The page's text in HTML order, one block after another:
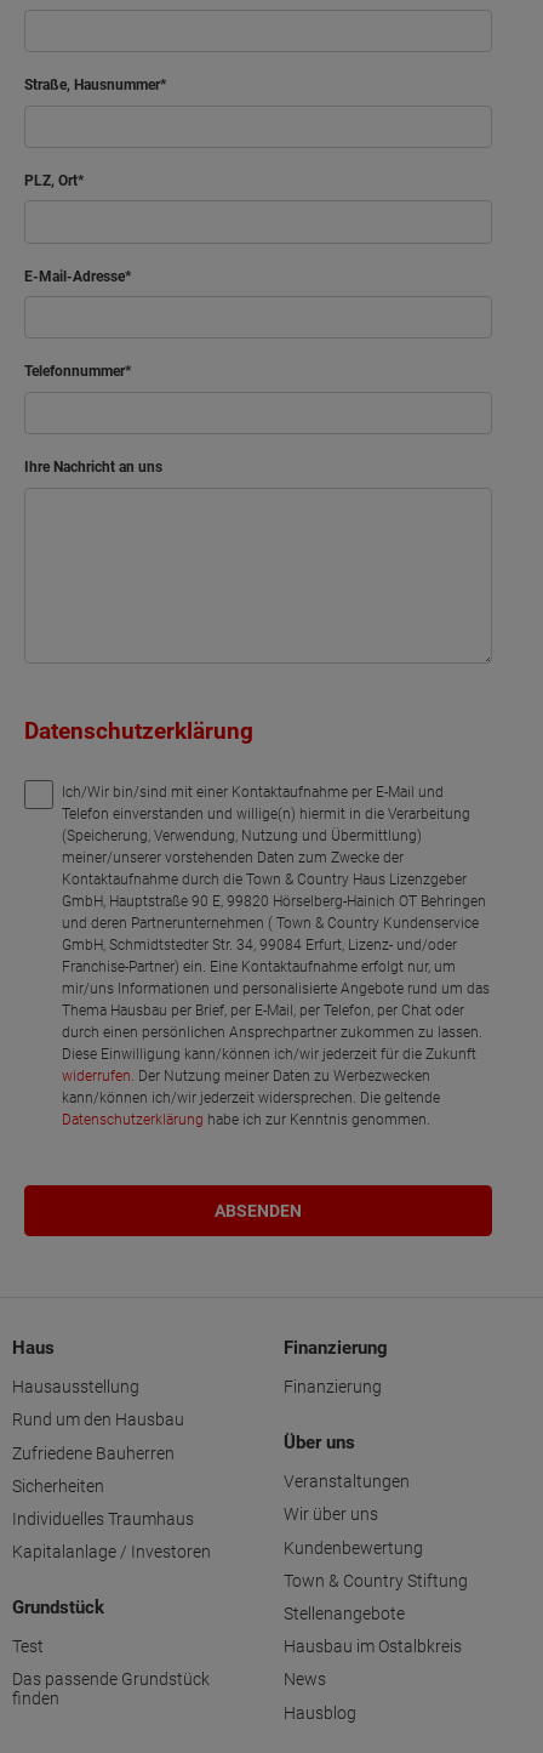
Straße, Hausnummer
PLZ, Ort
E-Mail-Adresse
Telefonnummer
Ihre Nachricht an uns
Datenschutzerklärung
Ich/Wir bin/sind mit einer Kontaktaufnahme per E-Mail und
Telefon einverstanden und willige(n) hiermit in die Verarbeitung
(Speicherung, Verwendung, Nutzung und Übermittlung)
meiner/unserer vorstehenden Daten zum Zwecke der
Kontaktaufnahme durch die Town & Country Haus Lizenzgeber
GmbH, Hauptstraße 90 E, 99820 Hörselberg-Hainich OT Behringen
und deren Partnerunternehmen ( Town & Country Kundenservice
GmbH, Schmidtstedter Str. 34, 99084 Erfurt, Lizenz- und/oder
Franchise-Partner) ein. Eine Kontaktaufnahme erfolgt nur, um
mir/uns Informationen und personalisierte Angebote rund um das
Thema Hausbau per Brief, per E-Mail, per Telefon, per Chat oder
durch einen persönlichen Ansprechpartner zukommen zu lassen.
Diese Einwilligung kann/können ich/wir jederzeit für die Zukunft
widerrufen. Der Nutzung meiner Daten zu Werbezwecken
kann/können ich/wir jederzeit widersprechen. Die geltende
Datenschutzerklärung habe ich zur Kenntnis genommen.
Haus
Hausausstellung
Rund um den Hausbau
Zufriedene Bauherren
Sicherheiten
Individuelles Traumhaus
Kapitalanlage / Investoren
Grundstück
Test
Das passende Grundstück
finden
Finanzierung
Finanzierung
Über uns
Veranstaltungen
Wir über uns
Kundenbewertung
Town & Country Stiftung
Stellenangebote
Hausbau im Ostalbkreis
News
Hausblog